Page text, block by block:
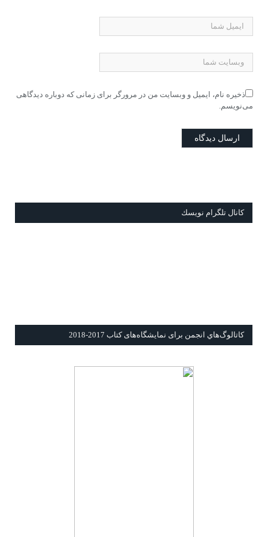
ذخیره نام، ایمیل و وبسایت من در مرورگر برای زمانی که دوباره دیدگاهی
می‌نویسم.
كانال تلگرام نويسك
كاتالوگ‌هاي انجمن برای نمايشگاه‌های كتاب 2017-2018